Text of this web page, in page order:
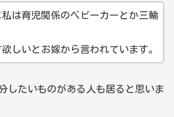
は育児関係のベビーカーとか三輪
しいとお嫁から言われています。
したいものがある人も居ると思いま